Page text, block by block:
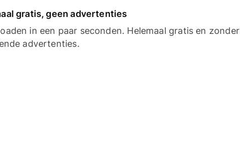
gratis, geen advertenties
in een paar seconden. Helemaal gratis en zonder
advertenties.